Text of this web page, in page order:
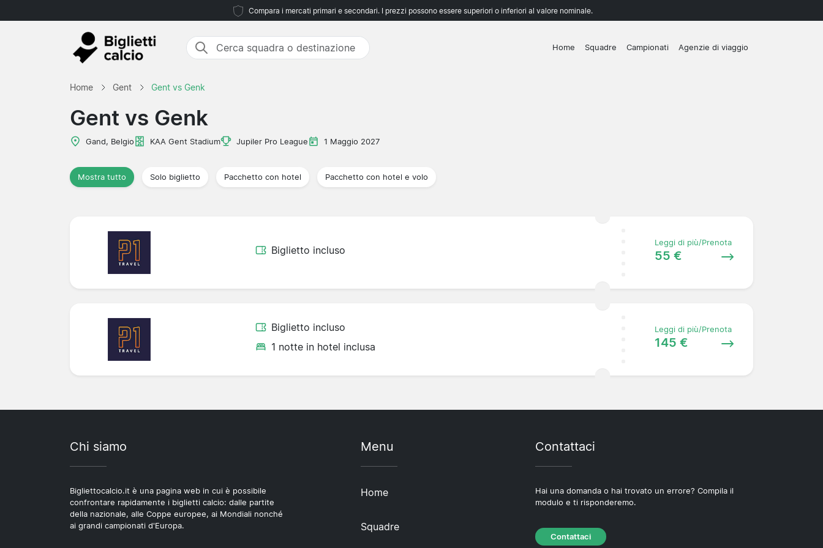
Compara i mercati primari e secondari. I prezzi possono essere superiori o inferiori al valore nominale.
Home Squadre Campionati Agenzie di viaggio
Home Gent Gent vs Genk
Gent vs Genk
Gand, Belgio KAA Gent Stadium Jupiler Pro League 1 Maggio 2027
Mostra tutto Solo biglietto Pacchetto con hotel Pacchetto con hotel e volo
Biglietto incluso
Leggi di più/Prenota
55 €
Biglietto incluso
1 notte in hotel inclusa
Leggi di più/Prenota
145 €
Chi siamo
Bigliettocalcio.it è una pagina web in cui è possibile
confrontare rapidamente i biglietti calcio: dalle partite
della nazionale, alle Coppe europee, ai Mondiali nonché
ai grandi campionati d'Europa.
Menu
Home
Squadre
Contattaci
Hai una domanda o hai trovato un errore? Compila il
modulo e ti risponderemo.
Contattaci